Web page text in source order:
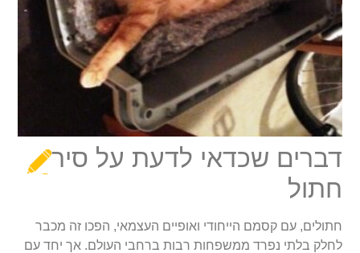
דברים שכדאי לדעת על סירוס
חתול
חתולים, עם קסמם הייחודי ואופיים העצמאי, הפכו זה מכבר
לחלק בלתי נפרד ממשפחות רבות ברחבי העולם. אך יחד עם